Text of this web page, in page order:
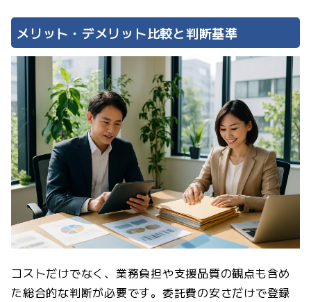
メリット・デメリット比較と判断基準
コストだけでなく、業務負担や支援品質の観点も含め
た総合的な判断が必要です。委託費の安さだけで登録